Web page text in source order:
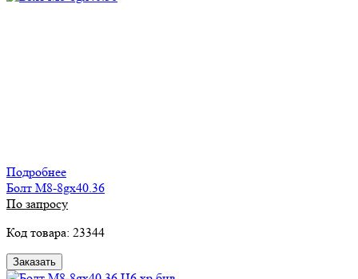
Подробнее
Болт М8-8gх40.36
По запросу
Код товара: 23344
Заказать